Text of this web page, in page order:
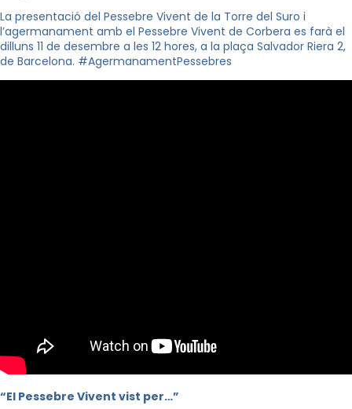
La presentació del Pessebre Vivent de la Torre del Suro i
l’agermanament amb el Pessebre Vivent de Corbera es farà el
dilluns 11 de desembre a les 12 hores, a la plaça Salvador Riera 2,
de Barcelona. #AgermanamentPessebres
“El Pessebre Vivent vist per…”